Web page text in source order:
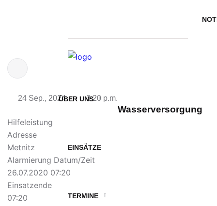
ÜBER UNS
EINSÄTZE
TERMINE
24 Sep., 2024 3:20 p.m.
Wasserversorgung
Hilfeleistung
Adresse
Metnitz
Alarmierung Datum/Zeit
26.07.2020 07:20
Einsatzende
07:20